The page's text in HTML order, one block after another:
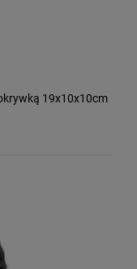
19x10x10cm